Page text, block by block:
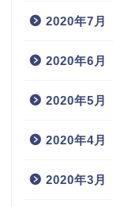
2020年7月
2020年6月
2020年5月
2020年4月
2020年3月